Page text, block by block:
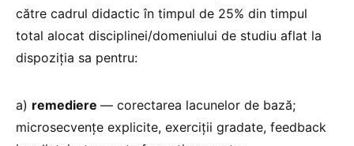
către cadrul didactic în timpul de 25% din timpul
total alocat disciplinei/domeniului de studiu aflat la
dispoziția sa pentru:
a) remediere — corectarea lacunelor de bază;
microsecvențe explicite, exerciții gradate, feedback